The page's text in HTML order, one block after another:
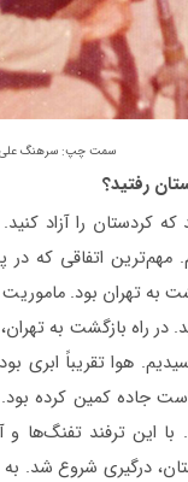
سمت چپ: سرهنگ علی
رفتید؟
که کردستان را آزاد
15 شهریور ماه 1358 بودم.
به تهران بود.
به پایان رسید. در راه
هوا تقریباً ابری
جاده کمین کرده بود.
این ترفند تفنگ‌ها و